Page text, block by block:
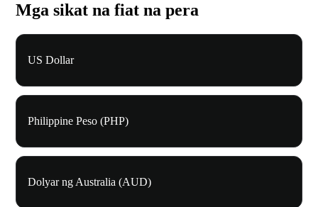
Mga sikat na fiat na pera
US Dollar
Philippine Peso (PHP)
Dolyar ng Australia (AUD)